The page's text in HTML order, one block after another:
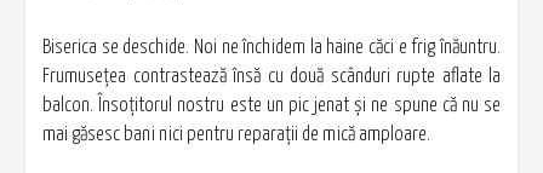
Biserica se deschide. Noi ne închidem la haine căci e frig înăuntru.
Frumuseţea contrastează însă cu două scânduri rupte aflate la
balcon. Însoţitorul nostru este un pic jenat şi ne spune că nu se
mai găsesc bani nici pentru reparaţii de mică amploare.